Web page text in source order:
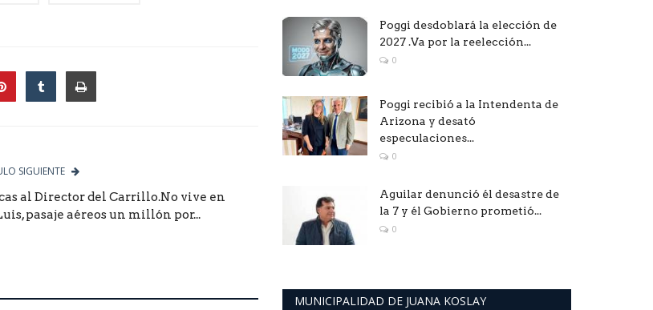
SIGUIENTE
al Director del Carrillo.No vive en
pasaje aéreos un millón por...
Poggi desdoblará la elección de
2027 .Va por la reelección...
0
Poggi recibió a la Intendenta de
Arizona y desató
especulaciones...
0
Aguilar denunció él desastre de
la 7 y él Gobierno prometió...
0
MUNICIPALIDAD DE JUANA KOSLAY